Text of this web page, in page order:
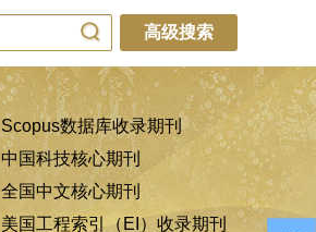
高级搜索
Scopus数据库收录期刊
中国科技核心期刊
全国中文核心期刊
美国工程索引（EI）收录期刊